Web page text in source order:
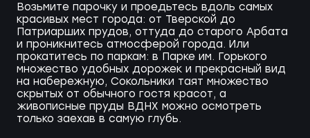
Возьмите парочку и проедьтесь вдоль самых
красивых мест города: от Тверской до
Патриарших прудов, оттуда до старого Арбата
и проникнитесь атмосферой города. Или
прокатитесь по паркам: в Парке им. Горького
множество удобных дорожек и прекрасный вид
на набережную, Сокольники таят множество
скрытых от обычного гостя красот, а
живописные пруды ВДНХ можно осмотреть
только заехав в самую глубь.